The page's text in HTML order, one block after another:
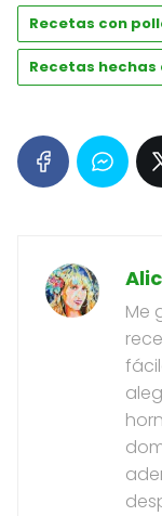
Recetas con
Recetas hechas
Me